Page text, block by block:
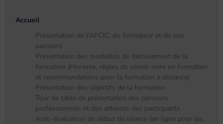
Accueil
Présentation de l'AFCIC, du formateur et de son
parcours
Présentation des modalités de déroulement de la
formation (Horaires, règles de savoir-vivre en formation
et recommandations pour la formation à distance)
Présentation des objectifs de la formation
Tour de table de présentation des parcours
professionnels et des attentes des participants
Auto-évaluation de début de séance (en ligne pour les